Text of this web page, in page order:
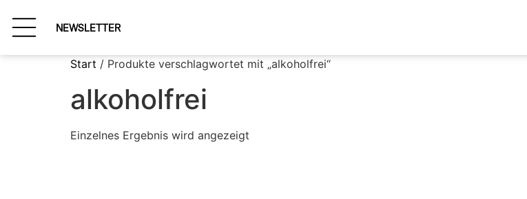
NEWSLETTER
Start / Produkte verschlagwortet mit „alkoholfrei“
alkoholfrei
Einzelnes Ergebnis wird angezeigt